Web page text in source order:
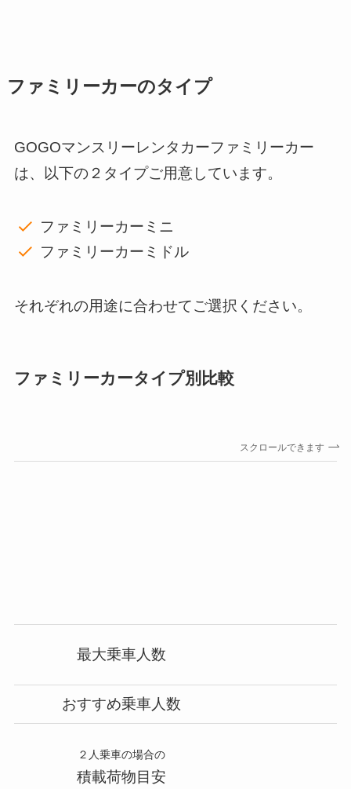
ファミリーカーのタイプ
GOGOマンスリーレンタカーファミリーカー
は、以下の２タイプご用意しています。
ファミリーカーミニ
ファミリーカーミドル
それぞれの用途に合わせてご選択ください。
ファミリーカータイプ別比較
スクロールできます
最大乗車人数
おすすめ乗車人数
２人乗車の場合の
積載荷物目安